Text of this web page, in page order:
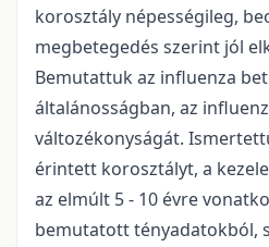
korosztály népességileg,
megbetegedés szerint jól
Bemutattuk az influenza
általánosságban, az
változékonyságát.
érintett korosztályt, a
az elmúlt 5 - 10 évre
bemutatott tényadatokból,